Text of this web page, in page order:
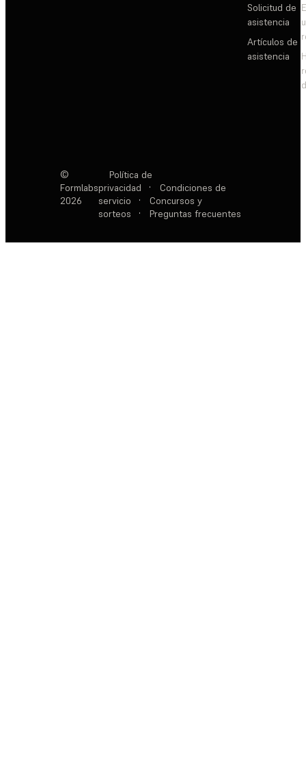
Solicitud de
asistencia
Artículos de
asistencia
©
Formlabs
2026
Política de
privacidad
·
Condiciones de
servicio
·
Concursos y
sorteos
· Preguntas frecuentes